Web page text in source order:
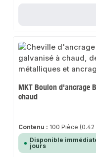
MKT Boulon d'ancrage
chaud
Contenu : 100 Pièce (0.42
Disponible
jours